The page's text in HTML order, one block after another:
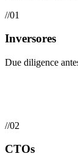
//01
Inversores
Due diligence
//02
CTOs